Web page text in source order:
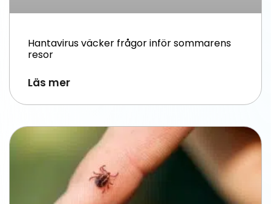
Hantavirus väcker frågor inför sommarens
resor
Läs mer